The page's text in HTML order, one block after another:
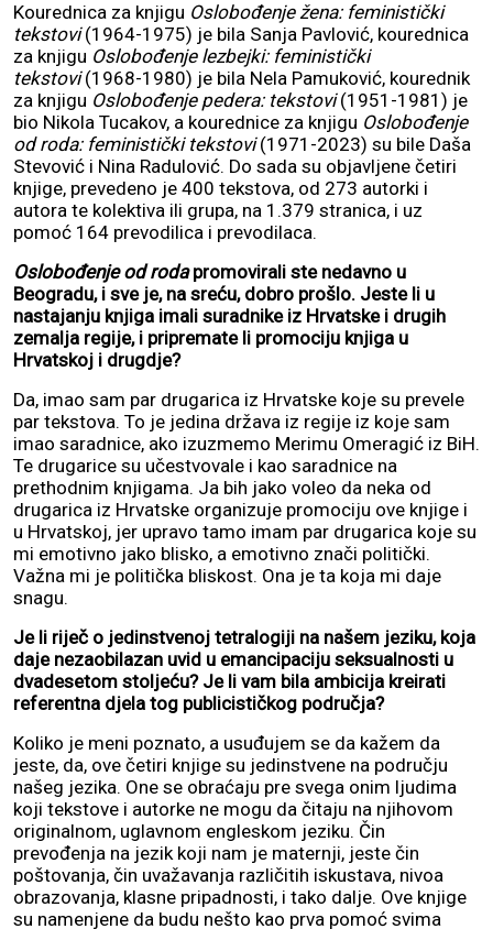
Kourednica za knjigu Oslobođenje žena: feministički
tekstovi(1964-1975) je bila Sanja Pavlović, kourednica
za knjigu Oslobođenje lezbejki: feministički
tekstovi(1968-1980) je bila Nela Pamuković, kourednik
za knjigu Oslobođenje pedera: tekstovi(1951-1981) je
bio Nikola Tucakov, a kourednice za knjigu Oslobođenje
od roda: feministički tekstovi(1971-2023) su bile Daša
Stevović i Nina Radulović. Do sada su objavljene četiri
knjige, prevedeno je 400 tekstova, od 273 autorki i
autora te kolektiva ili grupa, na 1.379 stranica, i uz
pomoć 164 prevodilica i prevodilaca.
Oslobođenje od rodapromovirali ste nedavno u
Beogradu, i sve je, na sreću, dobro prošlo. Jeste li u
nastajanju knjiga imali suradnike iz Hrvatske i drugih
zemalja regije, i pripremate li promociju knjiga u
Hrvatskoj i drugdje?
Da, imao sam par drugarica iz Hrvatske koje su prevele
par tekstova. To je jedina država iz regije iz koje sam
imao saradnice, ako izuzmemo Merimu Omeragić iz BiH.
Te drugarice su učestvovale i kao saradnice na
prethodnim knjigama. Ja bih jako voleo da neka od
drugarica iz Hrvatske organizuje promociju ove knjige i
u Hrvatskoj, jer upravo tamo imam par drugarica koje su
mi emotivno jako blisko, a emotivno znači politički.
Važna mi je politička bliskost. Ona je ta koja mi daje
snagu.
Je li riječ o jedinstvenoj tetralogiji na našem jeziku, koja
daje nezaobilazan uvid u emancipaciju seksualnosti u
dvadesetom stoljeću? Je li vam bila ambicija kreirati
referentna djela tog publicističkog područja?
Koliko je meni poznato, a usuđujem se da kažem da
jeste, da, ove četiri knjige su jedinstvene na području
našeg jezika. One se obraćaju pre svega onim ljudima
koji tekstove i autorke ne mogu da čitaju na njihovom
originalnom, uglavnom engleskom jeziku. Čin
prevođenja na jezik koji nam je maternji, jeste čin
poštovanja, čin uvažavanja različitih iskustava, nivoa
obrazovanja, klasne pripadnosti, i tako dalje. Ove knjige
su namenjene da budu nešto kao prva pomoć svima